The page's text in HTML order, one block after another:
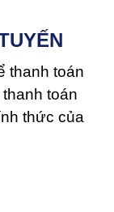
thanh toán
toán
thức của